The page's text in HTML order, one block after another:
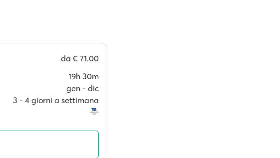
da € 71.00
19h 30m
gen ‐ dic
3 ‐ 4 giorni a settimana